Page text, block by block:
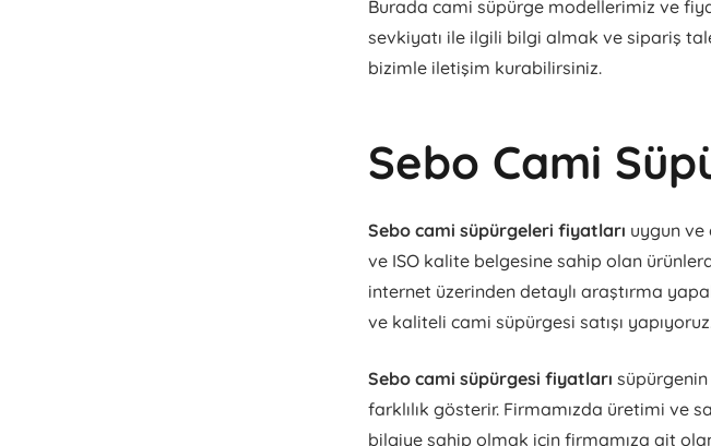
Burada cami süpürge modellerimiz ve
sevkiyatı ile ilgili bilgi almak ve sipariş
bizimle iletişim kurabilirsiniz.
Sebo Cami
Sebo cami süpürgeleri fiyatları uygun ve
ve ISO kalite belgesine sahip olan
internet üzerinden detaylı araştırma
ve kaliteli cami süpürgesi satışı
Sebo cami süpürgesi fiyatları
farklılık gösterir. Firmamızda üretimi ve
bilgiye sahip olmak için firmamıza ait